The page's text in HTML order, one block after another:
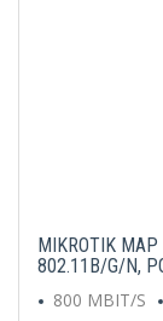
MIKROTIK
802.11B/G/N,
800 MBIT/S